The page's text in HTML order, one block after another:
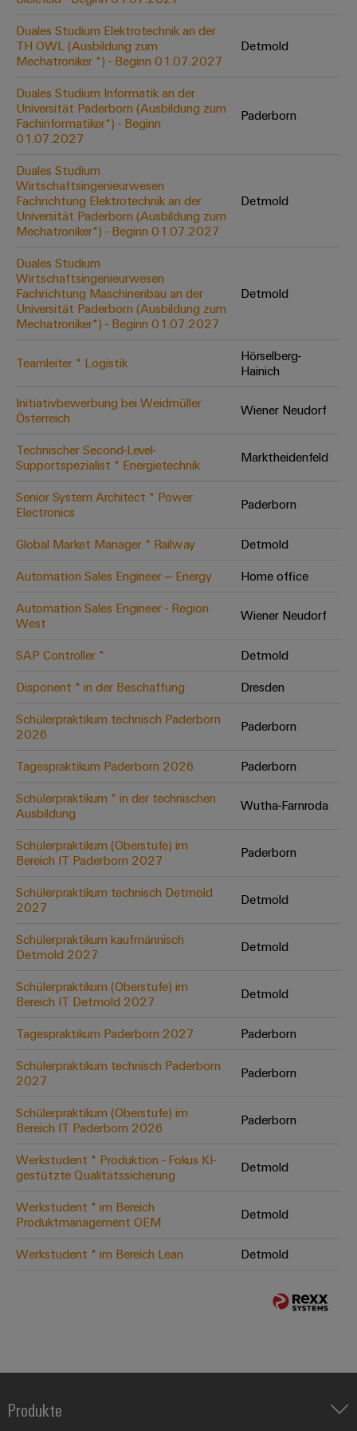
Lösungen
für
die
und
Abwasserindustrie
Wasserstoff
Wasserstoff
als
Schlüsseltechnologie
für
die
Energiewende
Windenergie
Effizienter
Betrieb
von
Windparks
Werkzeuge
Automaten
Software
Markierer
Industriedrucker
Industrieleuchte
Cabinet
Infrastructure
Assemblierungsservice
Bestückte
Modifizierte
und
bestückte
Kundenspezifische
Kabelkonfektionierung
Produktinnovationen
Praxisnahe
Ihre Industrie.
Connectivity.
Configurator
auf einem
unkompliziert,
Duales Studium Elektrotechnik an der
TH OWL (Ausbildung zum
Mechatroniker *) - Beginn 01.07.2027
Detmold
Duales Studium Informatik an der
Universität Paderborn (Ausbildung zum
Fachinformatiker*) - Beginn
01.07.2027
Paderborn
Duales Studium
Wirtschaftsingenieurwesen
Fachrichtung Elektrotechnik an der
Universität Paderborn (Ausbildung zum
Mechatroniker*) - Beginn 01.07.2027
Detmold
Duales Studium
Wirtschaftsingenieurwesen
Fachrichtung Maschinenbau an der
Universität Paderborn (Ausbildung zum
Mechatroniker*) - Beginn 01.07.2027
Detmold
Teamleiter * Logistik
Hörselberg-
Hainich
Initiativbewerbung bei Weidmüller
Österreich
Wiener Neudorf
Technischer Second-Level-
Supportspezialist * Energietechnik
Marktheidenfeld
Senior System Architect * Power
Electronics
Paderborn
Global Market Manager * Railway
Detmold
Automation Sales Engineer – Energy
Home office
Automation Sales Engineer - Region
West
Wiener Neudorf
SAP Controller *
Detmold
Disponent * in der Beschaffung
Dresden
Schülerpraktikum technisch Paderborn
2026
Paderborn
Tagespraktikum Paderborn 2026
Paderborn
Schülerpraktikum * in der technischen
Ausbildung
Wutha-Farnroda
Schülerpraktikum (Oberstufe) im
Bereich IT Paderborn 2027
Paderborn
Schülerpraktikum technisch Detmold
2027
Detmold
Schülerpraktikum kaufmännisch
Detmold 2027
Detmold
Schülerpraktikum (Oberstufe) im
Bereich IT Detmold 2027
Detmold
Tagespraktikum Paderborn 2027
Paderborn
Schülerpraktikum technisch Paderborn
2027
Paderborn
Schülerpraktikum (Oberstufe) im
Bereich IT Paderborn 2026
Paderborn
Werkstudent * Produktion - Fokus KI-
gestützte Qualitätssicherung
Detmold
Werkstudent * im Bereich
Produktmanagement OEM
Detmold
Werkstudent * im Bereich Lean Detmold
Produkte